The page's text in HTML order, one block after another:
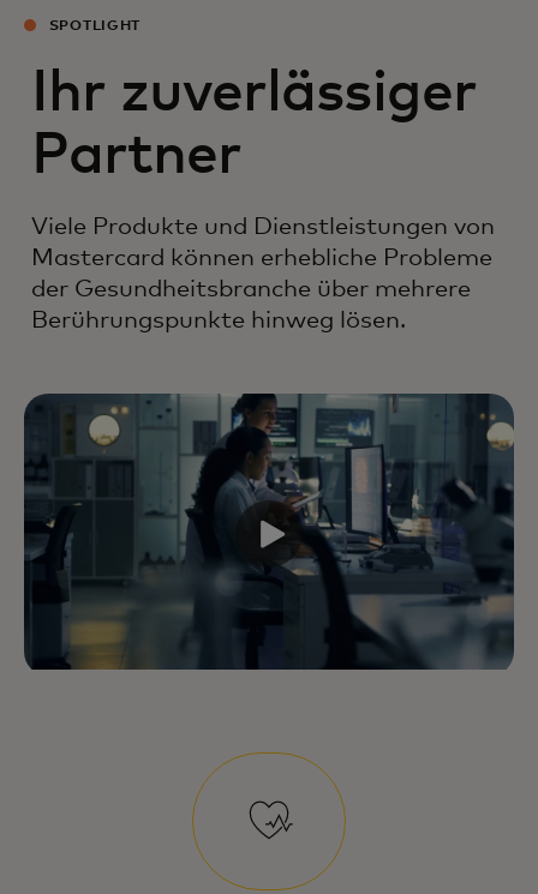
SPOTLIGHT
Ihr zuverlässiger
Partner
Viele Produkte und Dienstleistungen von
Mastercard können erhebliche Probleme
der Gesundheitsbranche über mehrere
Berührungspunkte hinweg lösen.